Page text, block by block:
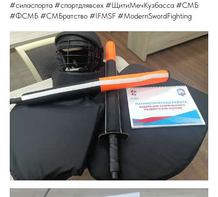
#силаспорта #спортдлявсех #ЩитиМечКузбасса #СМБ
#ФСМБ #СМБратство #IFMSF #ModernSwordFighting